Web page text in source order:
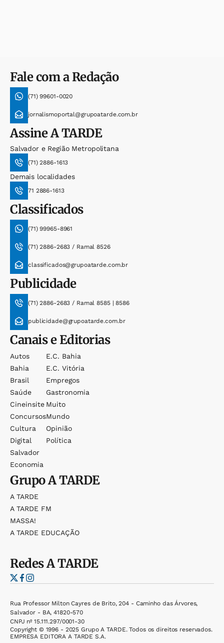
Fale com a Redação
(71) 99601-0020
jornalismoportal@grupoatarde.com.br
AssineA TARDE
Salvador e Região Metropolitana
(71) 2886-1613
Demais localidades
71 2886-1613
Classificados
(71) 99965-8961
(71) 2886-2683 / Ramal 8526
classificados@grupoatarde.com.br
Publicidade
(71) 2886-2683 / Ramal 8585 | 8586
publicidade@grupoatarde.com.br
Canais e Editorias
Autos
Bahia
Brasil
Saúde
Cineinsite
Concursos
Cultura
Digital
Salvador
Economia
E.c. Bahia
E.c. Vitória
Empregos
Gastronomia
Muito
Mundo
Opinião
Política
GrupoA TARDE
A TARDE
A TARDE FM
MASSA!
A TARDE EDUCAÇÃO
RedesA TARDE
Rua Professor Milton Cayres de Brito, 204 - Caminho das Árvores,
Salvador - BA, 41820-570
CNPJ nº 15.111.297/0001-30
Copyright © 1996 - 2025 Grupo A TARDE. Todos os direitos reservados.
EMPRESA EDITORA A TARDE S.A.